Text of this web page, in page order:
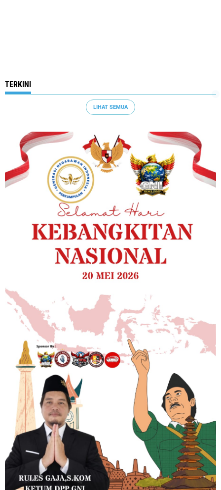
TERKINI
LIHAT SEMUA